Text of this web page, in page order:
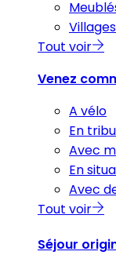
Tout voir
Venez
A vélo
En tribu
Avec
En
Avec
Tout voir
Séjour